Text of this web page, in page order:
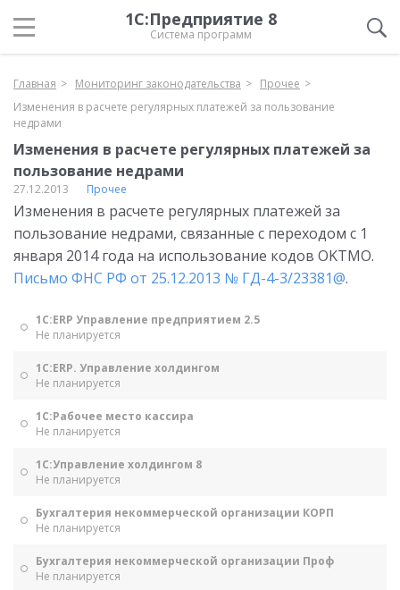
1С:Предприятие 8
Система программ
Главная Мониторинг законодательства
Прочее
Изменения в расчете регулярных платежей за пользование
недрами
Изменения в расчете регулярных платежей за
пользование недрами
27.12.2013 Прочее
Изменения в расчете регулярных платежей за
пользование недрами, связанные с переходом с 1
января 2014 года на использование кодов OKTMО.
Письмо ФНС РФ от 25.12.2013 № ГД-4-3/23381@.
1С:ERP Управление предприятием 2.5
Не планируется
1С:ERP. Управление холдингом
Не планируется
1С:Рабочее место кассира
Не планируется
1С:Управление холдингом 8
Не планируется
Бухгалтерия некоммерческой организации КОРП
Не планируется
Бухгалтерия некоммерческой организации Проф
Не планируется